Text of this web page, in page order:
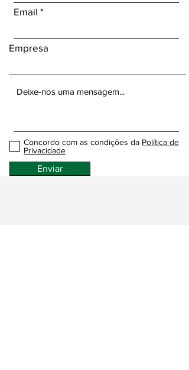
Email
Empresa
Concordo com as condições da Política de
Privacidade
Enviar